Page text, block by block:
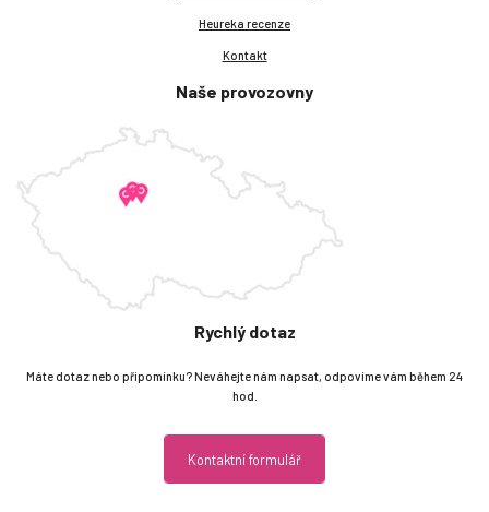
Heureka recenze
Kontakt
Naše provozovny
Rychlý dotaz
Máte dotaz nebo připomínku? Neváhejte nám napsat, odpovíme vám během 24
hod.
Kontaktní formulář